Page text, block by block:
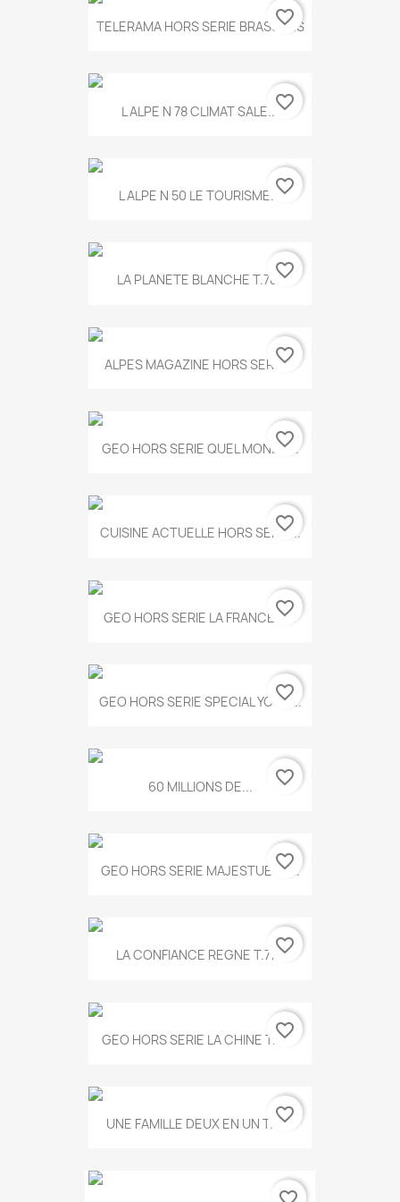
TELERAMA HORS SERIE BRASSENS
favorite_border
L ALPE N 78 CLIMAT SALE...favorite_border
L ALPE N 50 LE TOURISME...favorite_border
LA PLANETE BLANCHE T.785favorite_border
ALPES MAGAZINE HORS SERIE...
favorite_border
GEO HORS SERIE QUEL MONDE...
favorite_border
CUISINE ACTUELLE HORS SERIE...
favorite_border
GEO HORS SERIE LA FRANCE A...
favorite_border
GEO HORS SERIE SPECIAL YOGA...
favorite_border
60 MILLIONS DE... favorite_border
GEO HORS SERIE MAJESTUEUX...
favorite_border
LA CONFIANCE REGNE T.778favorite_border
GEO HORS SERIE LA CHINE T.497
favorite_border
UNE FAMILLE DEUX EN UN T.675
favorite_border